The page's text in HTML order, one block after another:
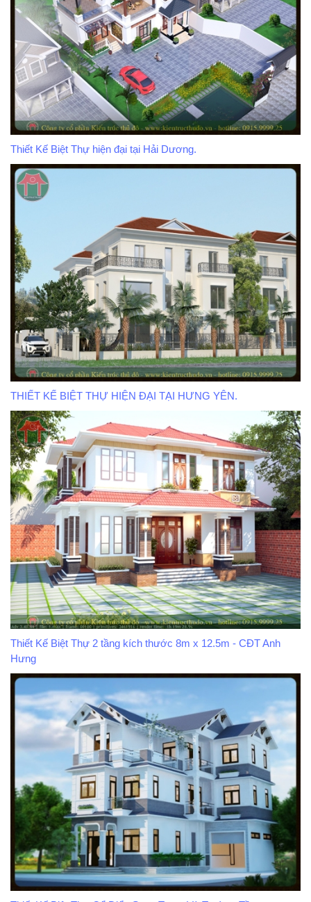
Thiết Kế Biệt Thự hiện đại tại Hải Dương.
THIẾT KẾ BIỆT THỰ HIỆN ĐẠI TẠI HƯNG YÊN.
Thiết Kế Biệt Thự 2 tầng kích thước 8m x 12.5m - CĐT Anh
Hưng